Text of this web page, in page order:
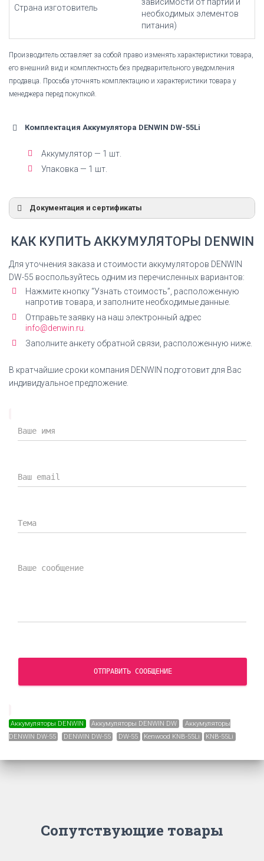
Страна изготовитель
необходимых элементов
питания)
Производитель оставляет за собой право изменять характеристики товара,
его внешний вид и комплектность без предварительного уведомления
продавца. Просьба уточнять комплектацию и характеристики товара у
менеджера перед покупкой.
Комплектация Аккумулятора DENWIN DW-55Li
Аккумулятор — 1 шт.
Упаковка — 1 шт.
Документация и сертификаты
ДЕНВИН
СКАЧАТЬ ДЕКЛАРАЦИЮ
Декларация Li-Ion аккумуляторы
Декларация соответствия на Ni-Mh аккумуляторы
Сертификат ГОСТ Р ИСО 9001-2015 (ISO 9001-2015)
КАК КУПИТЬ АККУМУЛЯТОРЫ DENWIN
Для уточнения заказа и стоимости аккумуляторов DENWIN
DW-55 воспользуйтесь одним из перечисленных вариантов:
Нажмите кнопку “Узнать стоимость”, расположенную
напротив товара, и заполните необходимые данные.
Отправьте заявку на наш электронный адрес
info@denwin.ru.
Заполните анкету обратной связи, расположенную ниже.
В кратчайшие сроки компания DENWIN подготовит для Вас
индивидуальное предложение.
ОТПРАВИТЬ СООБЩЕНИЕ
Аккумуляторы DENWIN Аккумуляторы DENWIN DW
Аккумуляторы
DENWIN DW-55
DENWIN DW-55 DW-55 Kenwood KNB-55Li KNB-55Li
Сопутствующие товары